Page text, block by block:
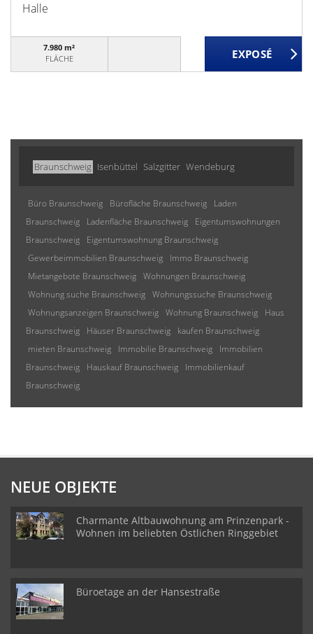
Halle
7.980 m²
FLÄCHE
Braunschweig Isenbüttel Salzgitter Wendeburg
Büro Braunschweig Bürofläche Braunschweig
Laden
Braunschweig
Ladenfläche Braunschweig
Eigentumswohnungen
Braunschweig
Eigentumswohnung Braunschweig
Gewerbeimmobilien Braunschweig
Immo Braunschweig
Mietangebote Braunschweig Wohnungen Braunschweig
Wohnung suche Braunschweig Wohnungssuche Braunschweig
Wohnungsanzeigen Braunschweig Wohnung Braunschweig
Haus
Braunschweig
Häuser Braunschweig
kaufen Braunschweig
mieten Braunschweig
Immobilie Braunschweig
Immobilien
Braunschweig
Hauskauf Braunschweig
Immobilienkauf
Braunschweig
NEUE OBJEKTE
Charmante Altbauwohnung am Prinzenpark -
Wohnen im beliebten Östlichen Ringgebiet
Büroetage an der Hansestraße